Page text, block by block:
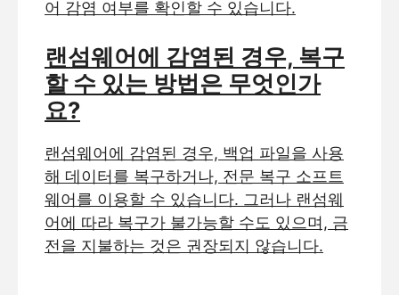
어 감염 여부를 확인할 수 있습니다.
랜섬웨어에 감염된 경우, 복구
할 수 있는 방법은 무엇인가
요?
랜섬웨어에 감염된 경우, 백업 파일을 사용
해 데이터를 복구하거나, 전문 복구 소프트
웨어를 이용할 수 있습니다. 그러나 랜섬웨
어에 따라 복구가 불가능할 수도 있으며, 금
전을 지불하는 것은 권장되지 않습니다.